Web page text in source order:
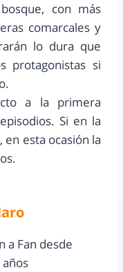
con más
comarcales y
lo dura que
protagonistas si
a la primera
Si en la
esta ocasión la
a Fan desde